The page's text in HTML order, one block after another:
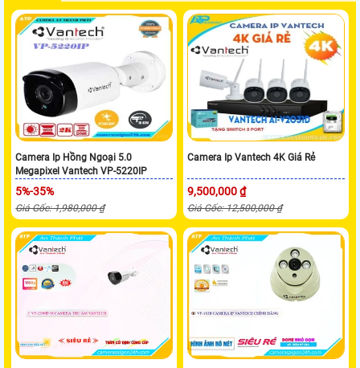
Camera Ip Hồng Ngoại 5.0
Megapixel Vantech VP-5220IP
5%-35%
Giá Gốc: 1,980,000 ₫
Camera Ip Vantech 4K Giá Rẻ
9,500,000 ₫
Giá Gốc: 12,500,000 ₫